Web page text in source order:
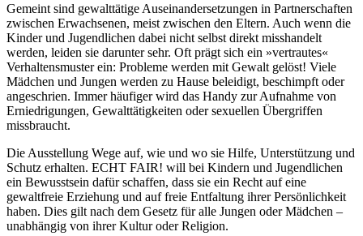
Gemeint sind gewalttätige Auseinandersetzungen in Partnerschaften
zwischen Erwachsenen, meist zwischen den Eltern. Auch wenn die
Kinder und Jugendlichen dabei nicht selbst direkt misshandelt
werden, leiden sie darunter sehr. Oft prägt sich ein »vertrautes«
Verhaltensmuster ein: Probleme werden mit Gewalt gelöst! Viele
Mädchen und Jungen werden zu Hause beleidigt, beschimpft oder
angeschrien. Immer häufiger wird das Handy zur Aufnahme von
Erniedrigungen, Gewalttätigkeiten oder sexuellen Übergriffen
missbraucht.
Die Ausstellung Wege auf, wie und wo sie Hilfe, Unterstützung und
Schutz erhalten. ECHT FAIR! will bei Kindern und Jugendlichen
ein Bewusstsein dafür schaffen, dass sie ein Recht auf eine
gewaltfreie Erziehung und auf freie Entfaltung ihrer Persönlichkeit
haben. Dies gilt nach dem Gesetz für alle Jungen oder Mädchen –
unabhängig von ihrer Kultur oder Religion.